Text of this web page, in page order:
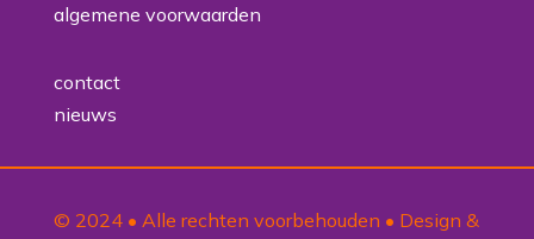
algemene voorwaarden
contact
nieuws
© 2024 • Alle rechten voorbehouden • Design &